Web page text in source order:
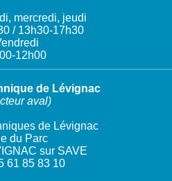
mercredi, jeudi
/ 13h30-17h30
12h00
de Lévignac
aval)
de Lévignac
du Parc
sur SAVE
61 85 83 10